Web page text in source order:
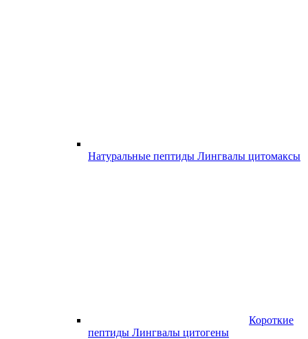
Натуральные пептиды Лингвалы цитомаксы
Короткие
пептиды Лингвалы цитогены